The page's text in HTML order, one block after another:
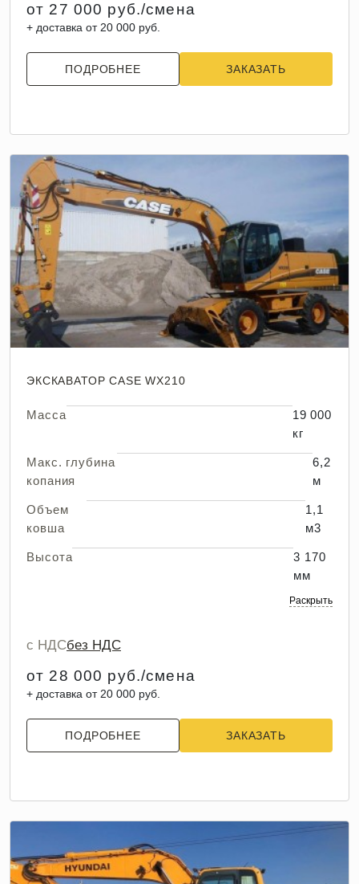
от 27 000 руб./смена
+ доставка от 20 000 руб.
ПОДРОБНЕЕ ЗАКАЗАТЬ
ЭКСКАВАТОР CASE WX210
Масса
19 000
кг
Макс. глубина
копания
6,2
м
Объем
ковша
1,1
м3
Высота
3 170
мм
Раскрыть
с НДСбез НДС
от 28 000 руб./смена
+ доставка от 20 000 руб.
ПОДРОБНЕЕ ЗАКАЗАТЬ